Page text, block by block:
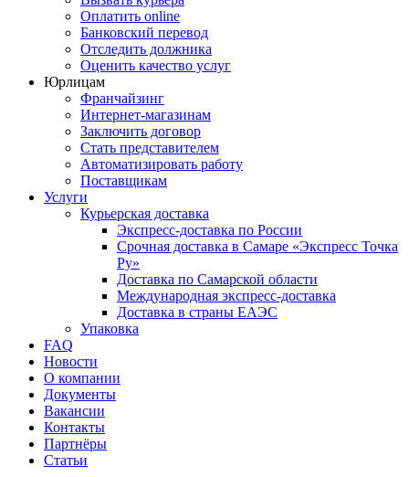
Оплатить online
Банковский перевод
Отследить должника
Оценить качество услуг
Юрлицам
Франчайзинг
Интернет-магазинам
Заключить договор
Стать представителем
Автоматизировать работу
Поставщикам
Услуги
Курьерская доставка
Экспресс-доставка по России
Срочная доставка в Самаре «Экспресс Точка
Ру»
Доставка по Самарской области
Международная экспресс-доставка
Доставка в страны ЕАЭС
Упаковка
FAQ
Новости
О компании
Документы
Вакансии
Контакты
Партнёры
Статьи